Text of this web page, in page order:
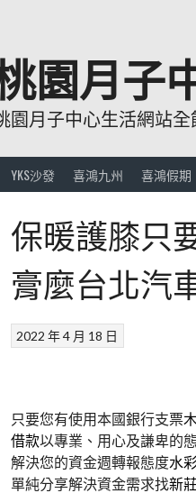
園月子
園月子中心生活網站
YKS沙發 喜鴻九州 喜鴻假期
保暖護膝只
膏麼台北汽
2022 年 4 月 18 日
只要您有使用本國銀行支票
借款以專業、用心及謙卑的
解決您的資金週轉報態度水
單純分享解決資金需求找新